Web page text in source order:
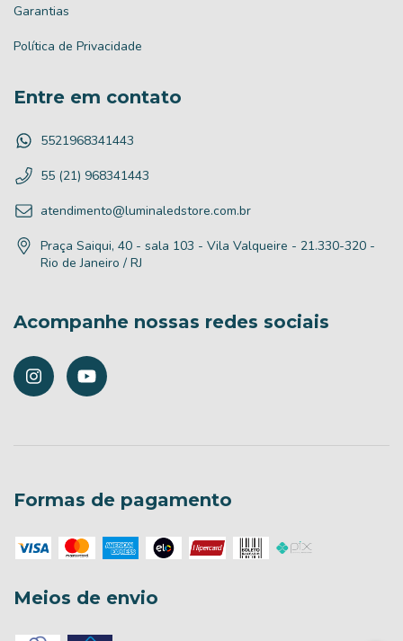
Garantias
Política de Privacidade
Entre em contato
5521968341443
55 (21) 968341443
atendimento@luminaledstore.com.br
Praça Saiqui, 40 - sala 103 - Vila Valqueire - 21.330-320 -
Rio de Janeiro / RJ
Acompanhe nossas redes sociais
Formas de pagamento
Meios de envio